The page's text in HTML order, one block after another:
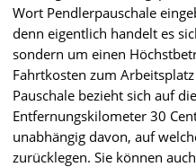
Wort Pendlerpauschale
denn eigentlich handelt es
sondern um einen
Fahrtkosten zum
Pauschale bezieht sich auf
Entfernungskilometer 30
unabhängig davon, auf
zurücklegen. Sie können